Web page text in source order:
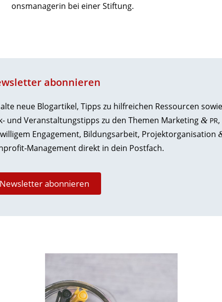
ons­ma­na­gerin bei einer Stiftung.
abonnieren
neue Blog­ar­tikel, Tipps zu hilf­reichen Ressourcen
und Veran­stal­tungs­tipps zu den Themen Marketing& PR,
Enga­gement, Bildungs­arbeit, Projekt­orga­ni­sation
Management direkt in dein Postfach.
News­letter abonnieren